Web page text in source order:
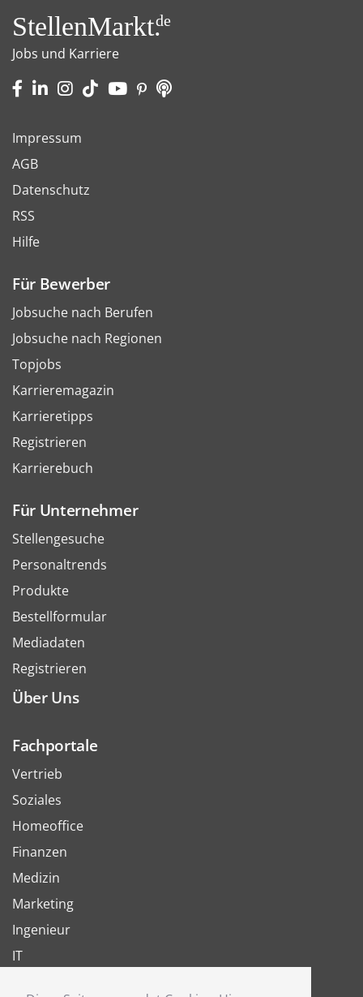
StellenMarkt.de
Jobs und Karriere
Impressum
AGB
Datenschutz
RSS
Hilfe
Für Bewerber
Jobsuche nach Berufen
Jobsuche nach Regionen
Topjobs
Karrieremagazin
Karrieretipps
Registrieren
Karrierebuch
Für Unternehmer
Stellengesuche
Personaltrends
Produkte
Bestellformular
Mediadaten
Registrieren
Über Uns
Fachportale
Vertrieb
Soziales
Homeoffice
Finanzen
Medizin
Marketing
Ingenieur
IT